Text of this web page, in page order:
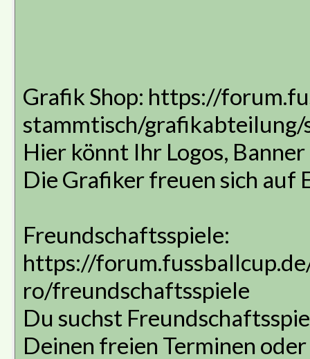
Grafik Shop: https://
stammtisch/grafikabteilung/
Hier könnt Ihr Logos,
Die Grafiker freuen sich auf
Freundschaftsspiele:
https://
ro/freundschaftsspiele
Du suchst
Deinen freien Terminen